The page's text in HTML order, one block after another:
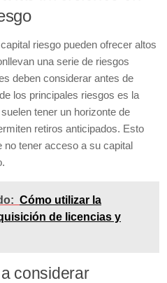
riesgo pueden ofrecer altos
una serie de riesgos
deben considerar antes de
los principales riesgos es la
tener un horizonte de
retiros anticipados. Esto
no tener acceso a su capital
Cómo utilizar la
de licencias y
considerar